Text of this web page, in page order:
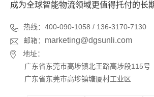
成为全球智能物流领域更值得托付的长
热线：400-090-1058 / 136-3170-7130
邮箱： marketing@dgsunli.com
地址：
广东省东莞市高埗镇北王路高埗段115号
广东省东莞市高埗镇塘厦村工业区